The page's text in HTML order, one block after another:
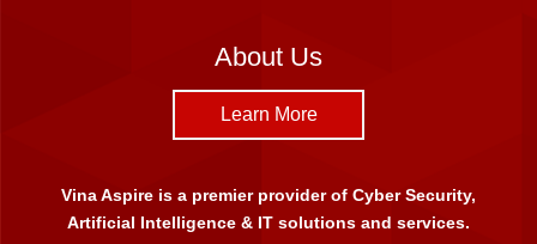
About Us
Learn More
Vina Aspire is a premier provider of Cyber Security,
Artificial Intelligence & IT solutions and services.